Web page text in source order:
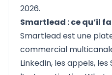
2026.
Smartlead : ce qu’il
Smartleadest une
commercial
LinkedIn, les appels, les